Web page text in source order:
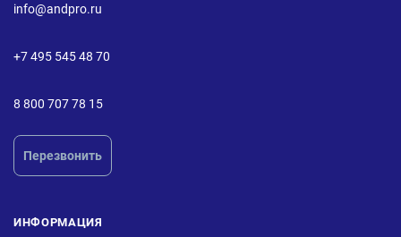
info@andpro.ru
+7 495 545 48 70
8 800 707 78 15
Перезвонить
ИНФОРМАЦИЯ